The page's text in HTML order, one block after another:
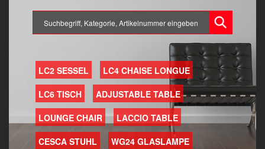
LC2 SESSEL
LC4 CHAISE LONGUE
LC6 TISCH
ADJUSTABLE TABLE
LOUNGE CHAIR
LACCIO TABLE
CESCA STUHL
WG24 GLASLAMPE